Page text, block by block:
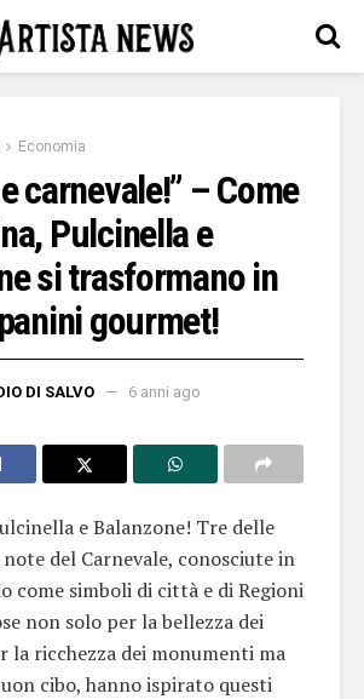
Economia
carnevale!” – Come
Pulcinella e
si trasformano in
gourmet!
DI SALVO 6 anni ago
e Balanzone! Tre delle
del Carnevale, conosciute in
come simboli di città e di Regioni
non solo per la bellezza dei
la ricchezza dei monumenti ma
cibo, hanno ispirato questi